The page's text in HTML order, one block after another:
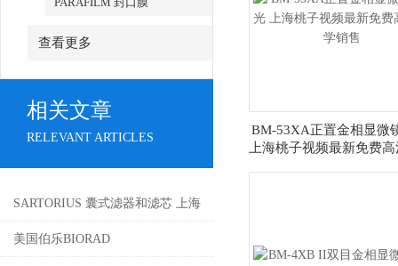
查看更多
相关文章
RELEVANT ARTICLES
SARTORIUS 囊式滤器和滤芯 上海
桃子视频最新免费高清
美国伯乐BIORAD
BM-53XA正置金相显微
上海桃子视频最新免费